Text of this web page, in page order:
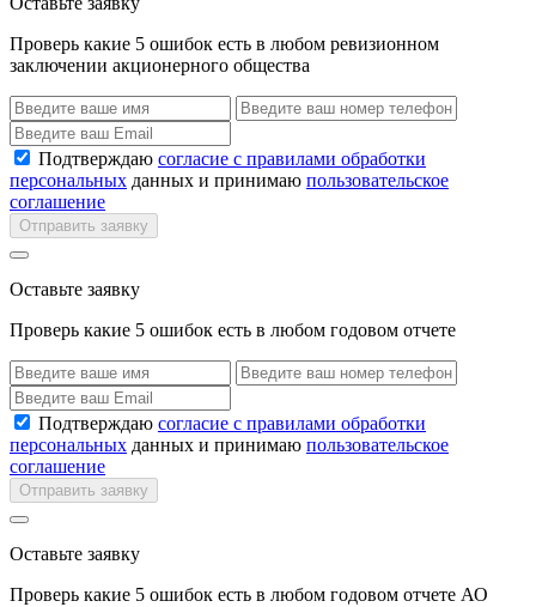
Проверь какие 5 ошибок есть в любом ревизионном
заключении акционерного общества
Подтверждаю согласие с правилами обработки
персональных данных и принимаю пользовательское
соглашение
Отправить заявку
Оставьте заявку
Проверь какие 5 ошибок есть в любом годовом отчете
Подтверждаю согласие с правилами обработки
персональных данных и принимаю пользовательское
соглашение
Отправить заявку
Оставьте заявку
Проверь какие 5 ошибок есть в любом годовом отчете АО